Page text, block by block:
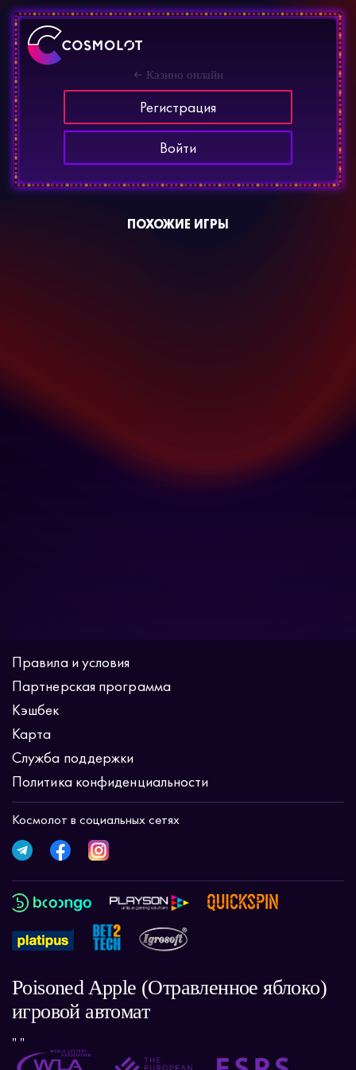
Казино онлайн
Регистрация
Войти
ПОХОЖИЕ ИГРЫ
Правила и условия
Партнерская программа
Кэшбек
Карта
Служба поддержки
Политика конфиденциальности
Космолот в социальных сетях
Poisoned Apple (Отравленное яблоко)
игровой автомат
" "